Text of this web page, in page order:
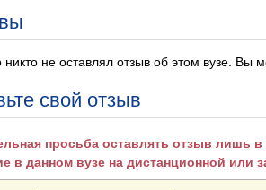
никто не оставлял отзыв об этом вузе.
свой отзыв
просьба оставлять отзыв лишь
в данном вузе на дистанционной или